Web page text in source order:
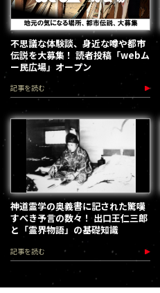
不思議な体験談、身近な噂や都市
伝説を大募集！ 読者投稿「webム
ー民広場」オープン
記事を読む
神道霊学の奥義書に記された驚嘆
すべき予言の数々！ 出口王仁三郎
と「霊界物語」の基礎知識
記事を読む